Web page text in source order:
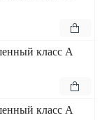
класс А
класс А